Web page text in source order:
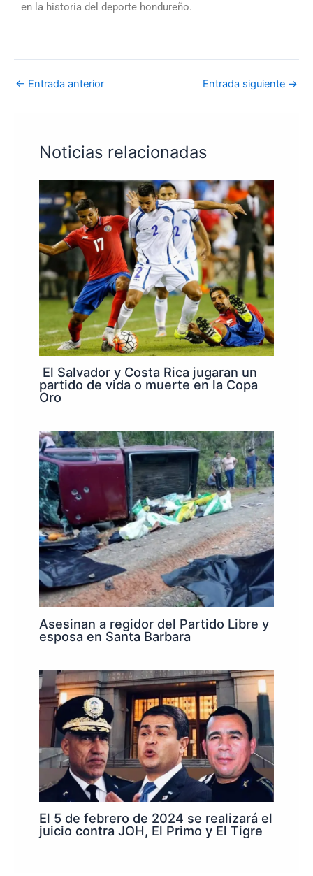
en la historia del deporte hondureño.
← Entrada anterior Entrada siguiente →
Noticias relacionadas
El Salvador y Costa Rica jugaran un
partido de vida o muerte en la Copa
Oro
Asesinan a regidor del Partido Libre y
esposa en Santa Barbara
El 5 de febrero de 2024 se realizará el
juicio contra JOH, El Primo y El Tigre